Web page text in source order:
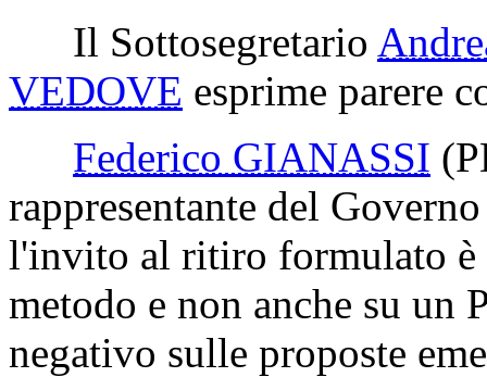
Il Sottosegretario
VEDOVE esprime parere
Federico GIANASSI
rappresentante del
l'invito al ritiro formulato è
metodo e non anche su un
negativo sulle proposte